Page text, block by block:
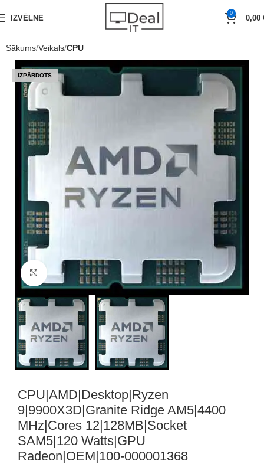
IZVĒLNE
0
0,00
Sākums Veikals CPU
IZPĀRDOTS
Noklikšķiniet, lai palielinātu
CPU|AMD|Desktop|Ryzen
9|9900X3D|Granite Ridge AM5|4400
MHz|Cores 12|128MB|Socket
SAM5|120 Watts|GPU
Radeon|OEM|100-000001368